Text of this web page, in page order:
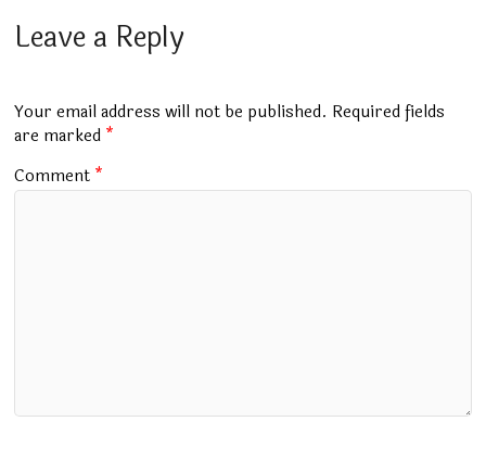
b
o
k
s
p
p
bl er
m
Leave a Reply
Your email address will not be published. Required fields
are marked *
Comment *